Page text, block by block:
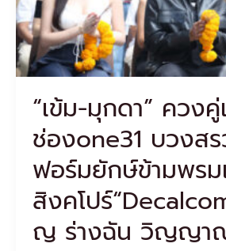
“เข้ม-มุกดา” ควง
ช่องone31 บวงส
ฟอร์มยักษ์ข้ามพร
สิงคโปร์
ญ ร่างฉัน วิญญา
ซี
รีส์
ฟอร์ม
ยักษ์
พรมแดน
ไทย-
สิงคโปร์“Decalcomania”ทวิญ
ร่าง
ฉัน
เธอ